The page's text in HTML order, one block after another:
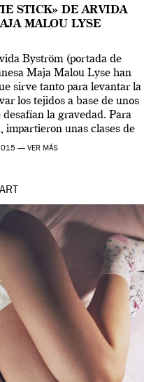
STICK» DE ARVIDA
MALOU LYSE
Byström (portada de
Maja Malou Lyse han
sirve tanto para levantar la
los tejidos a base de unos
la gravedad. Para
impartieron unas clases de
el Tate […]
— VER MÁS
ART